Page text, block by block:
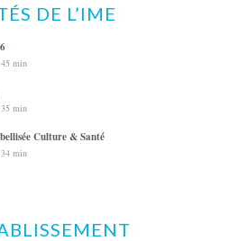
DE L’IME
min
min
Culture & Santé
min